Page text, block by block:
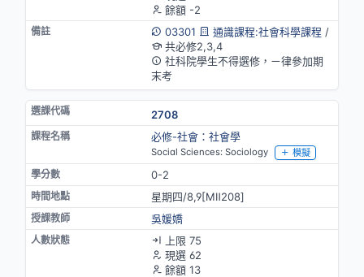
餘額 -2
03301
通識課程:社會科學課程 /
共必修2,3,4
社科院學生不得選修，ㄧ律參加期
末考
2708
必修-社會：社會學
Social Sciences: Sociology 模擬
0-2
星期四/8,9[MⅡ208]
吳媛嬌
上限 75
現選 62
餘額 13